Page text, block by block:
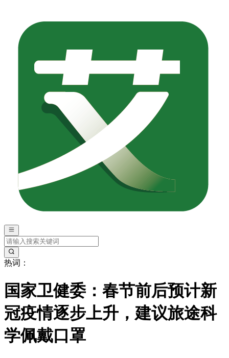
热词：
国家卫健委：春节前后预计新
冠疫情逐步上升，建议旅途科
学佩戴口罩